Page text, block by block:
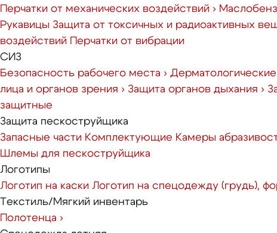
Перчатки от механических воздействий ›
Рукавицы Защита от токсичных и радиоактивных
воздействий Перчатки от вибрации
СИЗ
Безопасность рабочего места ›
лица и органов зрения › Защита органов дыхания ›
защитные
Защита пескоструйщика
Запасные части Комплектующие Камеры
Шлемы для пескоструйщика
Логотипы
Логотип на каски Логотип на спецодежду (грудь),
Текстиль/Мягкий инвентарь
Полотенца ›